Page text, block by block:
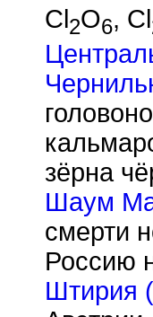
Cl2O6, Cl
зёрна
Шаум
смерти
Россию
Штирия